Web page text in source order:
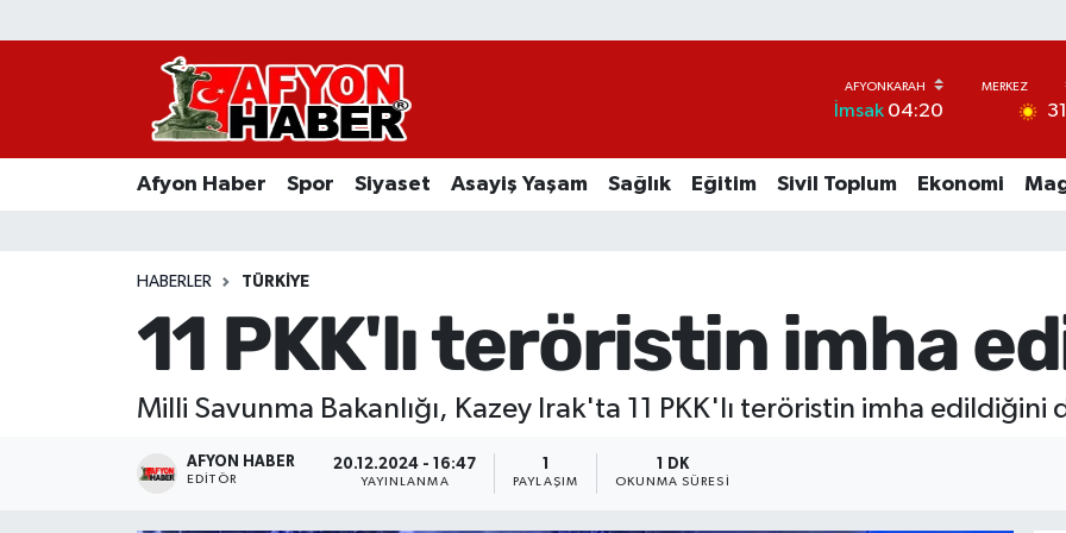
İmsak04:20 31
Afyon Haber Spor Siyaset Asayiş Yaşam Sağlık Eğitim Sivil Toplum Ekonomi
HABERLER TÜRKIYE
11 PKK'lı teröristin imha
Milli Savunma Bakanlığı, Kazey Irak'ta 11 PKK'lı teröristin imha edildiğini
AFYON HABER
EDITÖR
20.12.2024 - 16:47
YAYINLANMA PAYLAŞIM
1 DK
OKUNMA SÜRESI
Afyon Haber
Asayiş Yaşam